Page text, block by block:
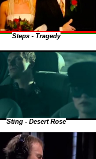
Steps - Tragedy
Sting - Desert Rose